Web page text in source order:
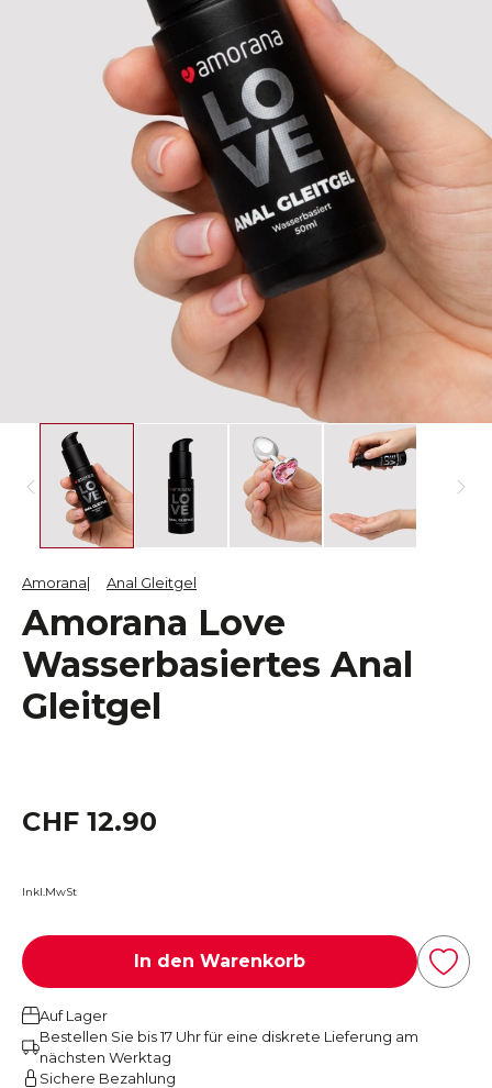
Amorana Anal Gleitgel
Amorana Love
Wasserbasiertes Anal
Gleitgel
CHF 12.90
Inkl.MwSt
In den Warenkorb
Auf Lager
Bestellen Sie bis 17 Uhr für eine diskrete Lieferung am
nächsten Werktag
Sichere Bezahlung